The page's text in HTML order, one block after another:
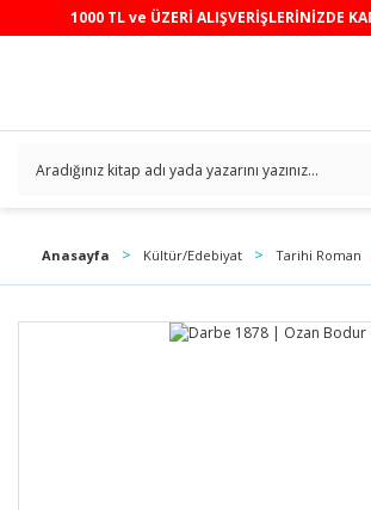
1000 TL ve ÜZERİ ALIŞVERİŞLERİNİZDE
Anasayfa Kültür/Edebiyat Tarihi Roman